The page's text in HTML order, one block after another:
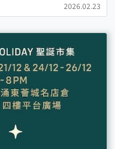
2026.02.23